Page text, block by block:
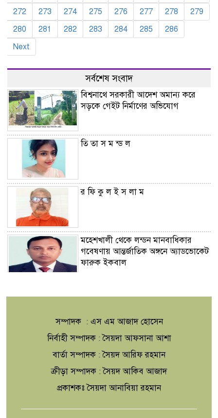
272
273 274 275 276 277 278
279
280
281 282 283 284 285
286
Next
সর্বশেষ সংবাদ
বিশ্বনাথে সরকারী আদেশ অমান্য করে
সড়কে গেইট নির্মাণের অভিযোগ
তি তা স ম ন্ড ল
র ফি কু ল ই স লা ম
মহেশখালী থেকে লন্ডন মানবাধিকার
গবেষণায় আন্তর্জাতিক অঙ্গনে অ্যাডভোকেট
ফারুক ইকবাল
প্রধানমন্ত্রী,প্রতিশোধ হামলা স্থগিত
নিরাপদ সড়কের লড়াইয়ে ‘জাহানারা
কাঞ্চন স্মৃতি পদক’ পেলেন এস এম
আজাদ
‘মুক্তিযুদ্ধ ছিল জনতার যুদ্ধ,গণতন্ত্র ও
রাষ্ট্রপতি
সম্পাদক : এস এম আজাদ হোসেন
নির্বাহী সম্পাদক : সৈয়দা আফসানা আশা
বার্তা সম্পাদক : সৈয়দ আরিফ রহমান
ক্রীড়া সম্পাদক : সৈয়দ আকিব আজাদ
প্রকাশকঃ সৈয়দা আনাবিয়া রহমান